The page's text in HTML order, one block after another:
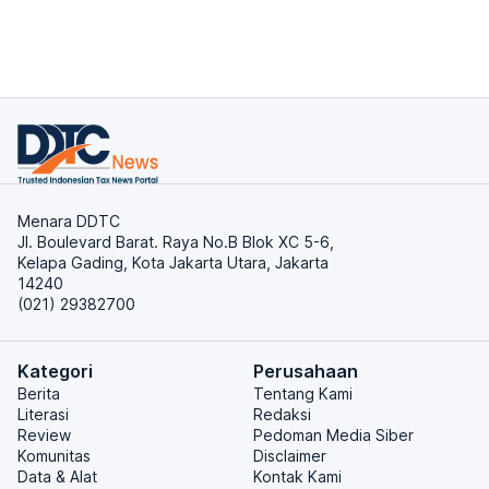
Menara DDTC
Jl. Boulevard Barat. Raya No.B Blok XC 5-6,
Kelapa Gading, Kota Jakarta Utara, Jakarta
14240
(021) 29382700
Kategori
Berita
Literasi
Review
Komunitas
Data & Alat
Perusahaan
Tentang Kami
Redaksi
Pedoman Media Siber
Disclaimer
Kontak Kami